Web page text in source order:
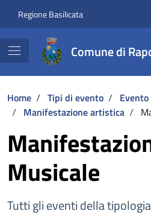
Regione Basilicata
Comune di
Home / Tipi di evento /
/ Manifestazione artistica /
Musicale
Tutti gli eventi della